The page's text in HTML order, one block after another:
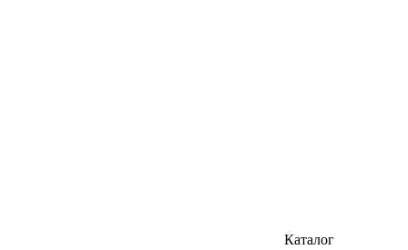
Каталог